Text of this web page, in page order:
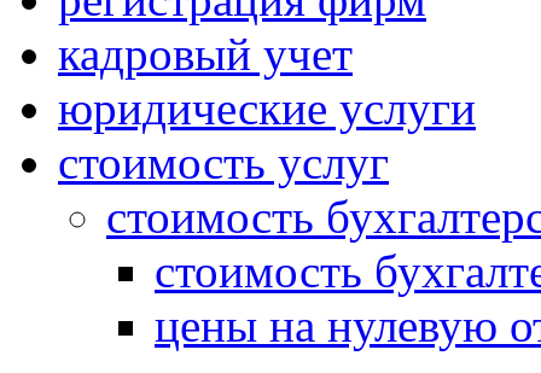
кадровый учет
юридические услуги
стоимость услуг
стоимость
стоимость
цены на нулевую